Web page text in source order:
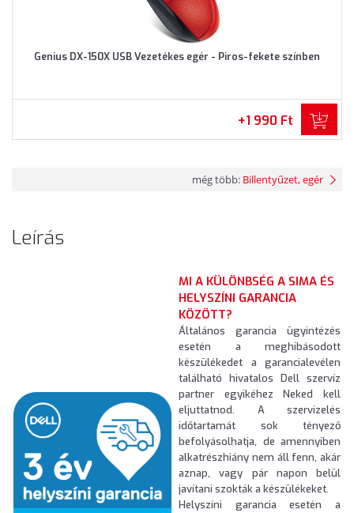
Genius DX-150X USB Vezetékes egér - Piros-fekete színben
+1 990 Ft
még több: Billentyűzet, egér
Leírás
MI A KÜLÖNBSÉG A SIMA ÉS
HELYSZÍNI GARANCIA
KÖZÖTT?
Általános garancia ügyintézés
esetén a meghibásodott
készülékedet a garancialevélen
található hivatalos Dell szervíz
partner egyikéhez Neked kell
eljuttatnod. A szervizelés
időtartamát sok tényező
befolyásolhatja, de amennyiben
alkatrészhiány nem áll fenn, akár
aznap, vagy pár napon belül
javítani szokták a készülékeket.
Helyszíni garancia esetén a